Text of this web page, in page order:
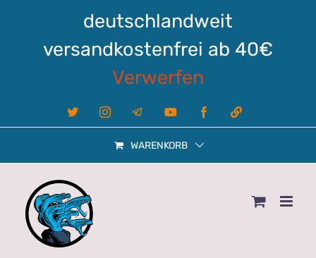
deutschlandweit
versandkostenfrei ab 40€
Verwerfen
X InstagramTelegram YouTube FacebookLinktree
WARENKORB